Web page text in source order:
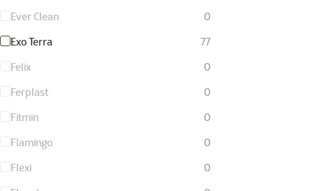
Ever Clean
0
Exo Terra
77
Felix
0
Ferplast
0
Fitmin
0
Flamingo
0
Flexi
0